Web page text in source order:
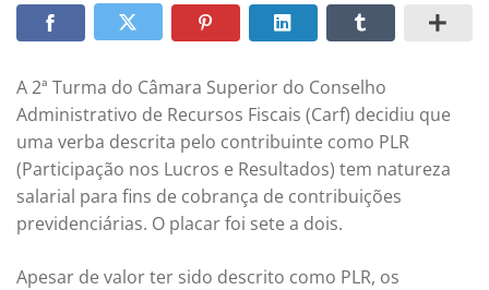
A 2ª Turma do Câmara Superior do Conselho
Administrativo de Recursos Fiscais (Carf) decidiu que
uma verba descrita pelo contribuinte como PLR
(Participação nos Lucros e Resultados) tem natureza
salarial para fins de cobrança de contribuições
previdenciárias. O placar foi sete a dois.
Apesar de valor ter sido descrito como PLR, os